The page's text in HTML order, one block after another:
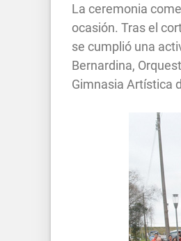
La ceremonia
ocasión. Tras el
se cumplió una
Bernardina,
Gimnasia Artística